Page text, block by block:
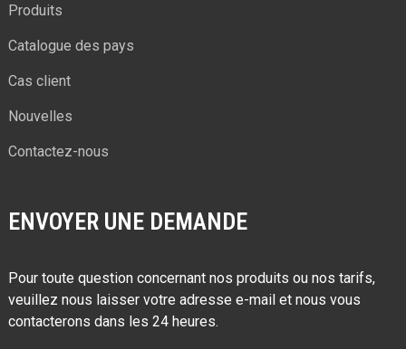
Produits
Catalogue des pays
Cas client
Nouvelles
Contactez-nous
ENVOYER UNE DEMANDE
Pour toute question concernant nos produits ou nos tarifs,
veuillez nous laisser votre adresse e-mail et nous vous
contacterons dans les 24 heures.